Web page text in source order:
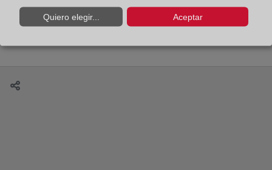
Quiero elegir... Aceptar